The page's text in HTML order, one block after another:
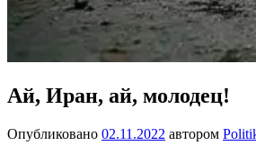
Ай, Иран, ай, молодец!
Опубликовано 02.11.2022 автором